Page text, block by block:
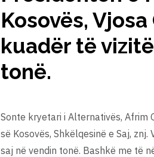
Kosovës,
kuadër të
tonë.
Sonte kryetari i Alternativës, Afrim
së Kosovës, Shkëlqesinë e Saj,
saj në vendin tonë. Bashkë me të